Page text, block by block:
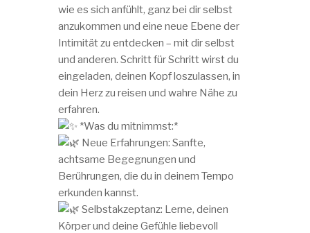
wie es sich anfühlt, ganz bei dir selbst
anzukommen und eine neue Ebene der
Intimität zu entdecken – mit dir selbst
und anderen. Schritt für Schritt wirst du
eingeladen, deinen Kopf loszulassen, in
dein Herz zu reisen und wahre Nähe zu
erfahren.
*Was du mitnimmst:*
Neue Erfahrungen: Sanfte,
achtsame Begegnungen und
Berührungen, die du in deinem Tempo
erkunden kannst.
Selbstakzeptanz: Lerne, deinen
Körper und deine Gefühle liebevoll